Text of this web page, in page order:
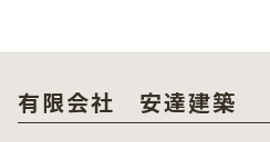
有限会社 安達建築